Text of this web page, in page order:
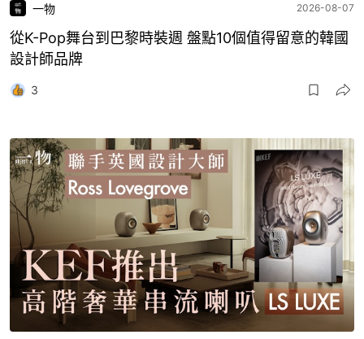
一物 2026-08-07
從K-Pop舞台到巴黎時裝週 盤點10個值得留意的韓國
設計師品牌
3